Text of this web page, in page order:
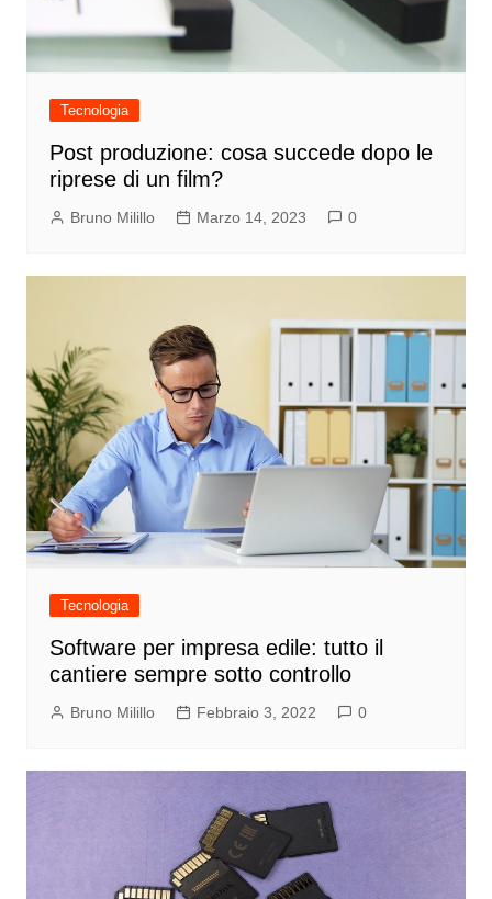
Tecnologia
Post produzione: cosa succede dopo le
riprese di un film?
Bruno Milillo Marzo 14, 2023 0
Tecnologia
Software per impresa edile: tutto il
cantiere sempre sotto controllo
Bruno Milillo Febbraio 3, 2022 0